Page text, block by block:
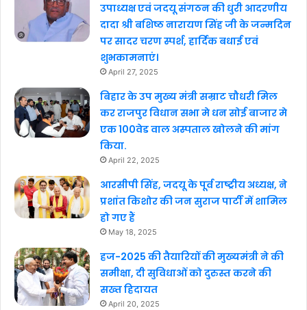
उपाध्यक्ष एवं जदयू संगठन की धुरी आदरणीय
दादा श्री बशिष्ठ नारायण सिंह जी के जन्मदिन
पर सादर चरण स्पर्श, हार्दिक बधाई एवं
शुभकामनाएं।
April 27, 2025
बिहार के उप मुख्य मंत्री सम्राट चौधरी मिल
कर राजपुर विधान सभा मे धन सोई बाजार मे
एक 100वेड वाल अस्पताल खोलने की मांग
किया.
April 22, 2025
आरसीपी सिंह, जदयू के पूर्व राष्ट्रीय अध्यक्ष, ने
प्रशांत किशोर की जन सुराज पार्टी में शामिल
हो गए हैं
May 18, 2025
हज-2025 की तैयारियों की मुख्यमंत्री ने की
समीक्षा, दी सुविधाओं को दुरुस्त करने की
सख्त हिदायत
April 20, 2025